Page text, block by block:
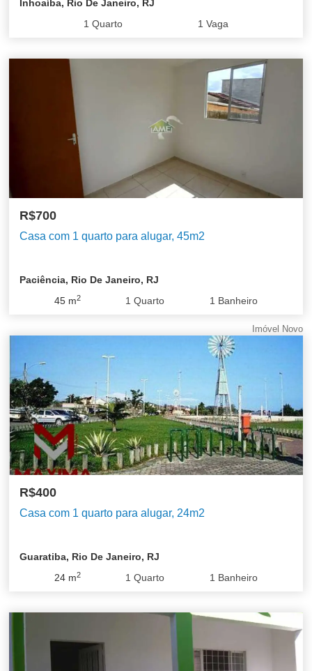
Inhoaíba, Rio De Janeiro, RJ
1 Quarto 1 Vaga
R$700
Casa com 1 quarto para alugar, 45m2
Paciência, Rio De Janeiro, RJ
45m2 1 Quarto 1 Banheiro
Imóvel Novo
R$400
Casa com 1 quarto para alugar, 24m2
Guaratiba, Rio De Janeiro, RJ
24m2 1 Quarto 1 Banheiro